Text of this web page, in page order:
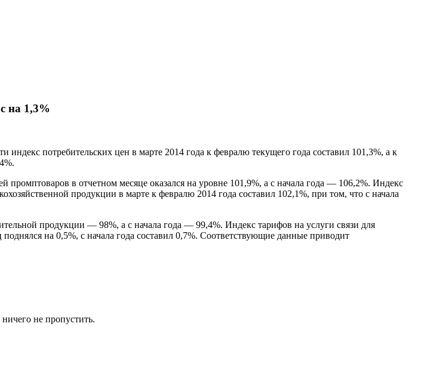
на 1,3%
индекс потребительских цен в марте 2014 года к февралю текущего года составил 101,3%, а к
промптоваров в отчетном месяце оказался на уровне 101,9%, а с начала года — 106,2%. Индекс
продукции в марте к февралю 2014 года составил 102,1%, при том, что с начала
продукции — 98%, а с начала года — 99,4%. Индекс тарифов на услуги связи для
на 0,5%, с начала года составил 0,7%. Соответствующие данные приводит
не пропустить.